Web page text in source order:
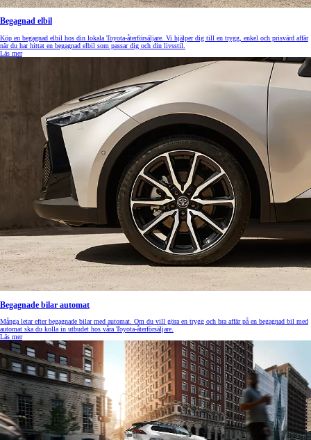
Begagnad elbil
Köp en begagnad elbil hos din lokala Toyota-återförsäljare. Vi hjälper dig till en trygg, enkel och prisvärd affär
när du har hittat en begagnad elbil som passar dig och din livsstil.
Läs mer
Begagnade bilar automat
Många letar efter begagnade bilar med automat. Om du vill göra en trygg och bra affär på en begagnad bil med
automat ska du kolla in utbudet hos våra Toyota-återförsäljare.
Läs mer